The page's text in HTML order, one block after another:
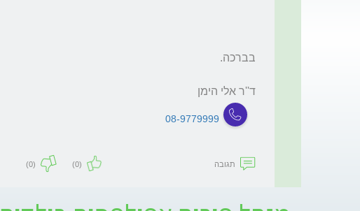
ד''ר אלי הימן
08-9779999
תגובה (0)
(0)